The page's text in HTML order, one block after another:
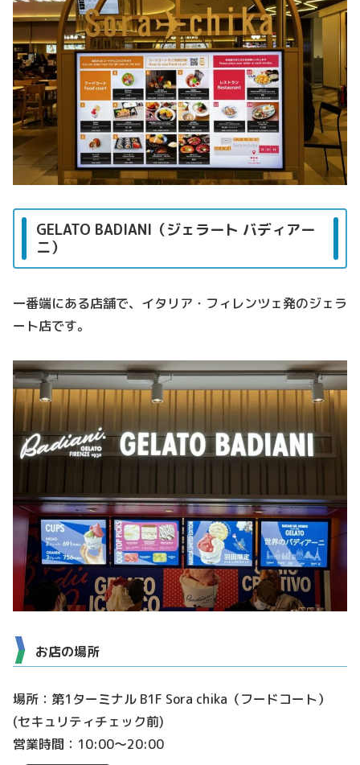
GELATO BADIANI（ジェラート バディアー
ニ）
一番端にある店舗で、イタリア・フィレンツェ発のジェラ
ート店です。
お店の場所
場所：第1ターミナル B1F Sora chika（フードコート）
(セキュリティチェック前)
営業時間：10:00～20:00